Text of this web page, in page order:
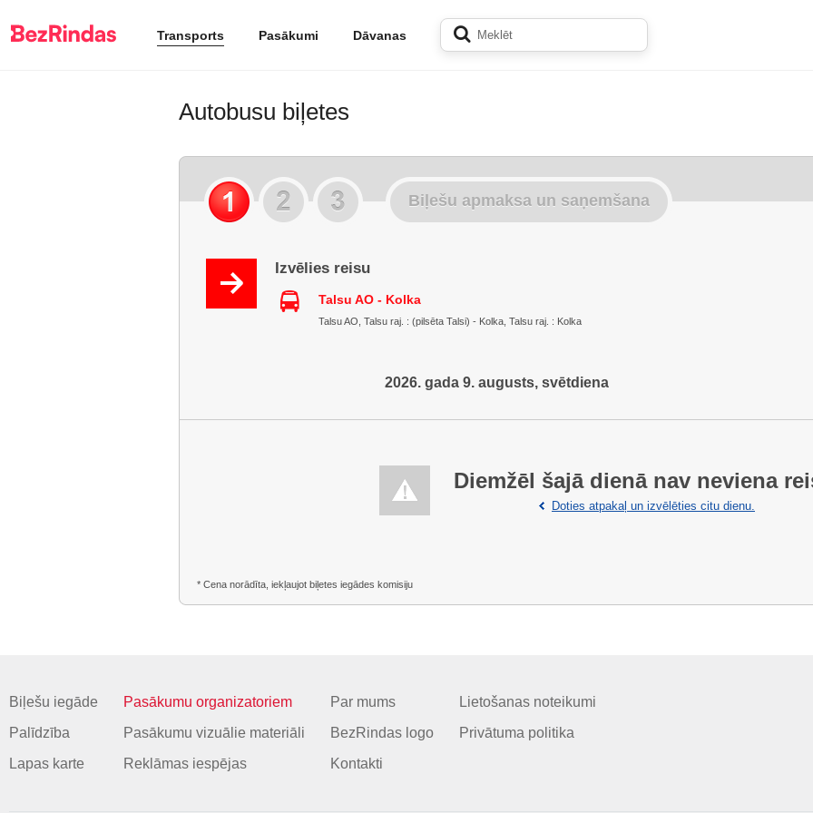
Transports Pasākumi Dāvanas
Autobusu biļetes
Biļešu apmaksa un saņemšana
Izvēlies reisu
Talsu AO - Kolka
Talsu AO, Talsu raj. : (pilsēta Talsi) - Kolka, Talsu raj. : Kolka
2026. gada 9. augusts, svētdiena
Diemžēl šajā dienā nav neviena
Doties atpakaļ un izvēlēties citu dienu.
* Cena norādīta, iekļaujot biļetes iegādes komisiju
Biļešu iegāde
Palīdzība
Lapas karte
Pasākumu organizatoriem
Pasākumu vizuālie materiāli
Reklāmas iespējas
Par mums
BezRindas logo
Kontakti
Lietošanas noteikumi
Privātuma politika